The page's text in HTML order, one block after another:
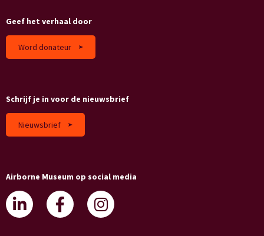
Geef het verhaal door
Word donateur
Schrijf je in voor de nieuwsbrief
Nieuwsbrief
Airborne Museum op social media